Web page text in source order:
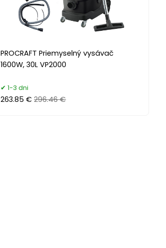
PROCRAFT Priemyselný vysávač
1600W, 30L VP2000
1-3 dni
263.85 € 296.46 €